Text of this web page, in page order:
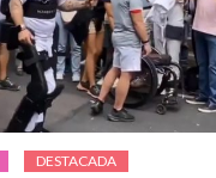
DESTACADA